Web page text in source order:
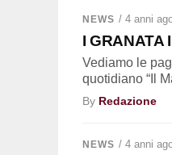
NEWS / 4 anni
I GRANATA
Vediamo le
quotidiano “Il
By Redazione
NEWS / 4 anni